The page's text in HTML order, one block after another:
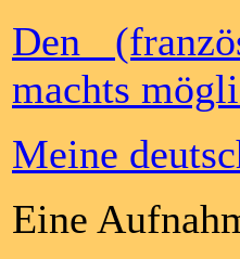
Den
machts
Meine
Eine